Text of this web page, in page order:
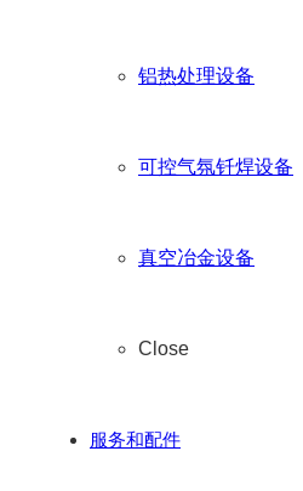
铝热处理设备
可控气氛钎焊设备
真空冶金设备
Close
服务和配件